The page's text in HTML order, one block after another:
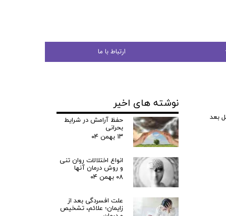
ارتباط با ما
بعد
نوشته های اخیر
حفظ آرامش در شرایط
بحرانی
۱۳ بهمن ۰۴
انواع اختلالات روان تنی
و روش درمان آنها
۰۸ بهمن ۰۴
علت افسردگی بعد از
زایمان؛ علائم، تشخیص